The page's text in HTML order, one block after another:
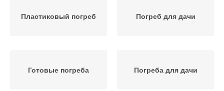
Пластиковый погреб Погреб для дачи
Готовые погреба Погреба для дачи